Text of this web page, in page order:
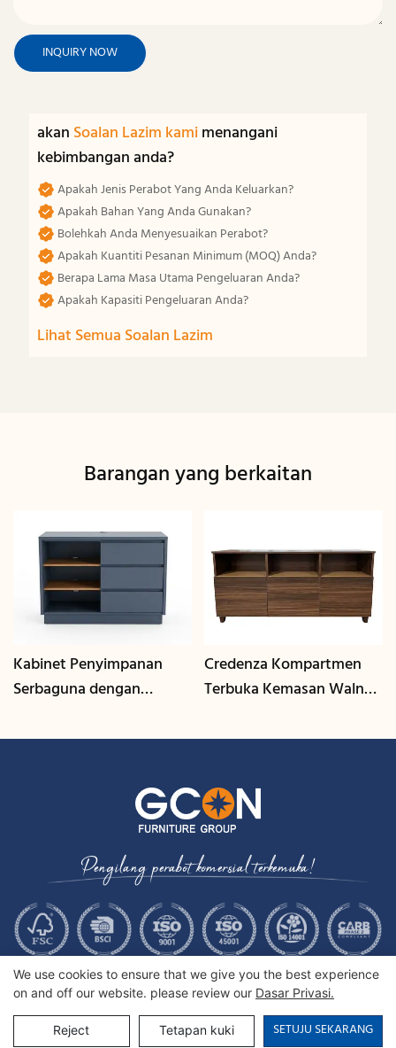
INQUIRY NOW
akan Soalan Lazim kamimenangani
kebimbangan anda?
Apakah Jenis Perabot Yang Anda Keluarkan?
Apakah Bahan Yang Anda Gunakan?
Bolehkah Anda Menyesuaikan Perabot?
Apakah Kuantiti Pesanan Minimum (MOQ) Anda?
Berapa Lama Masa Utama Pengeluaran Anda?
Apakah Kapasiti Pengeluaran Anda?
Lihat Semua Soalan Lazim
Barangan yang berkaitan
Kabinet Penyimpanan
Serbaguna dengan
25-L - GCON
Credenza Kompartmen
Terbuka Kemasan Walnut
Pengilang perabot komersial terkemuka!
We use cookies to ensure that we give you the best experience
on and off our website. please review our Dasar Privasi.
Reject Tetapan kuki SETUJU SEKARANG